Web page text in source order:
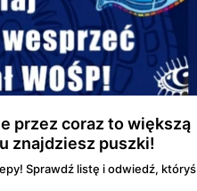
przez coraz to większą
znajdziesz puszki!
Sprawdź listę i odwiedź, któryś